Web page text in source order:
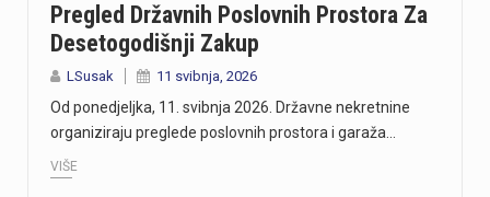
Pregled Državnih Poslovnih Prostora Za
Desetogodišnji Zakup
LSusak 11 svibnja, 2026
Od ponedjeljka, 11. svibnja 2026. Državne nekretnine
organiziraju preglede poslovnih prostora i garaža…
VIŠE